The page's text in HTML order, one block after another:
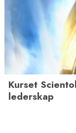
Kurset
lederskap